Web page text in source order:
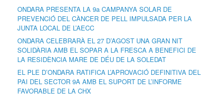
ONDARA PRESENTA LA 9a CAMPANYA SOLAR DE
PREVENCIÓ DEL CÀNCER DE PELL IMPULSADA PER LA
JUNTA LOCAL DE L’AECC
ONDARA CELEBRARÀ EL 27 D’AGOST UNA GRAN NIT
SOLIDÀRIA AMB EL SOPAR A LA FRESCA A BENEFICI DE
LA RESIDÈNCIA MARE DE DÉU DE LA SOLEDAT
EL PLE D’ONDARA RATIFICA L’APROVACIÓ DEFINITIVA DEL
PAI DEL SECTOR 9A AMB EL SUPORT DE L’INFORME
FAVORABLE DE LA CHX